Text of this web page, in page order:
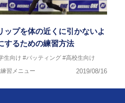
ップを体の近くに引かないよ
するための練習方法
生向け #バッティング #高校生向け
習メニュー
2019/08/16